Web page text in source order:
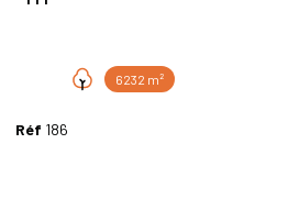
6232 m²
Réf 186